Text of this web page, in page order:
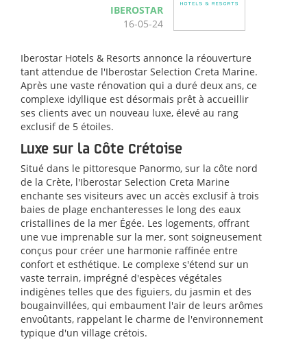
IBEROSTAR
16-05-24
Iberostar Hotels & Resorts annonce la réouverture
tant attendue de l'Iberostar Selection Creta Marine.
Après une vaste rénovation qui a duré deux ans, ce
complexe idyllique est désormais prêt à accueillir
ses clients avec un nouveau luxe, élevé au rang
exclusif de 5 étoiles.
Luxe sur la Côte Crétoise
Situé dans le pittoresque Panormo, sur la côte nord
de la Crète, l'Iberostar Selection Creta Marine
enchante ses visiteurs avec un accès exclusif à trois
baies de plage enchanteresses le long des eaux
cristallines de la mer Égée. Les logements, offrant
une vue imprenable sur la mer, sont soigneusement
conçus pour créer une harmonie raffinée entre
confort et esthétique. Le complexe s'étend sur un
vaste terrain, imprégné d'espèces végétales
indigènes telles que des figuiers, du jasmin et des
bougainvillées, qui embaument l'air de leurs arômes
envoûtants, rappelant le charme de l'environnement
typique d'un village crétois.